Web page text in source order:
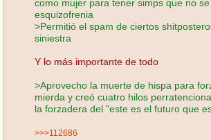
como mujer para tener simps que no
esquizofrenia
>Permitió el spam de ciertos
siniestra
Y lo más importante de todo
>Aprovecho la muerte de hispa para
mierda y creó cuatro hilos
la forzadera del "este es el futuro que
>>>112686